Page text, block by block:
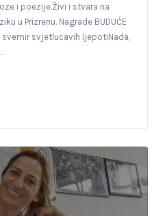
i poezije.Živi i stvara na
u Prizrenu. Nagrade BUDUĆE
svemir svjetlucavih ljepotiNada,